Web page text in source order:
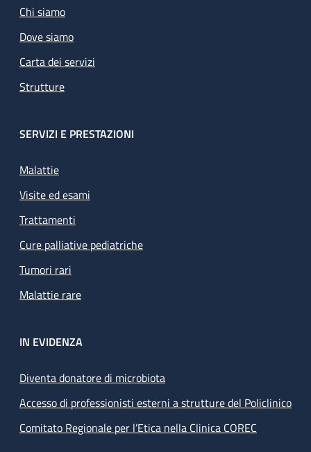
Chi siamo
Dove siamo
Carta dei servizi
Strutture
SERVIZI E PRESTAZIONI
Malattie
Visite ed esami
Trattamenti
Cure palliative pediatriche
Tumori rari
Malattie rare
IN EVIDENZA
Diventa donatore di microbiota
Accesso di professionisti esterni a strutture del Policlinico
Comitato Regionale per l’Etica nella Clinica COREC